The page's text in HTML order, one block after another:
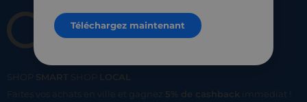
SHOP SMART SHOP
LOCAL
Faites vos achats en ville et gagnez 5% de cashback immediat !
Téléchargez maintenant